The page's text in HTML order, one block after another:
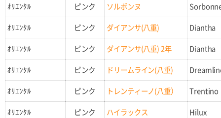
ｵﾘｴﾝﾀﾙ
ピンク ソルボンヌ
ｵﾘｴﾝﾀﾙ
ピンク ダイアンサ(八重)
Diantha
ｵﾘｴﾝﾀﾙ
ピンク ダイアンサ(八重) 2年
Diantha
ｵﾘｴﾝﾀﾙ
ピンク ドリームライン(八重)
ｵﾘｴﾝﾀﾙ
ピンク トレンティーノ(八重）
Trentino
ｵﾘｴﾝﾀﾙ
ピンク ハイラックス
Hilux